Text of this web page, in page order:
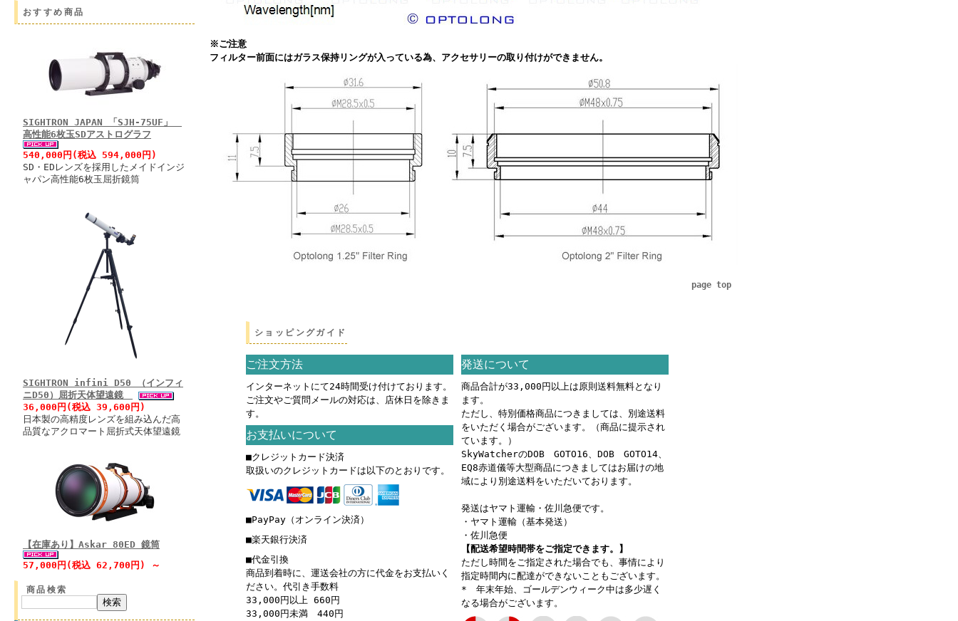
おすすめ商品
SIGHTRON JAPAN 「SJH-75UF」
高性能6枚玉SDアストログラフ
540,000円(税込 594,000円)
SD・EDレンズを採用したメイドインジ
ャパン高性能6枚玉屈折鏡筒
SIGHTRON infini D50 （インフィ
ニD50）屈折天体望遠鏡
36,000円(税込 39,600円)
日本製の高精度レンズを組み込んだ高
品質なアクロマート屈折式天体望遠鏡
【在庫あり】Askar 80ED 鏡筒
57,000円(税込 62,700円) ～
商品検索
※ご注意
フィルター前面にはガラス保持リングが入っている為、アクセサリーの取り付けができません。
page top
ショッピングガイド
ご注文方法
インターネットにて24時間受け付けております。
ご注文やご質問メールの対応は、店休日を除きま
す。
お支払いについて
■クレジットカード決済
取扱いのクレジットカードは以下のとおりです。
■PayPay（オンライン決済）
■楽天銀行決済
■代金引換
商品到着時に、運送会社の方に代金をお支払いく
ださい。代引き手数料
33,000円以上 660円
33,000円未満 440円
発送について
商品合計が33,000円以上は原則送料無料となり
ます。
ただし、特別価格商品につきましては、別途送料
をいただく場合がございます。（商品に提示され
ています。）
SkyWatcherのDOB GOTO16、DOB GOTO14、
EQ8赤道儀等大型商品につきましてはお届けの地
域により別途送料をいただいております。
発送はヤマト運輸・佐川急便です。
・ヤマト運輸（基本発送）
・佐川急便
【配送希望時間帯をご指定できます。】
ただし時間をご指定された場合でも、事情により
指定時間内に配達ができないこともございます。
* 年末年始、ゴールデンウィーク中は多少遅く
なる場合がございます。